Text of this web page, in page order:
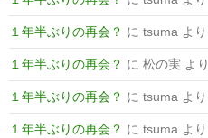
１年半ぶりの再会？ に tsuma より
１年半ぶりの再会？ に 松の実 より
１年半ぶりの再会？ に tsuma より
１年半ぶりの再会？ に tsuma より